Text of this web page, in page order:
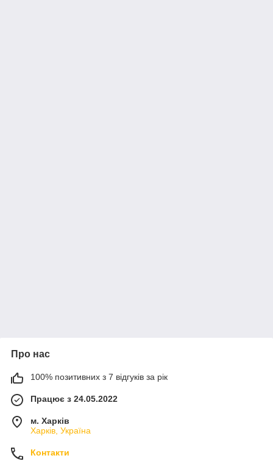
Про нас
100% позитивних з 7 відгуків за рік
Працює з 24.05.2022
м. Харків
Харків, Україна
Контакти